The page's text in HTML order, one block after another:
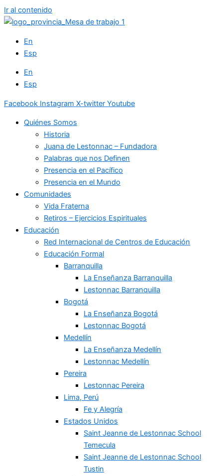
Ir al contenido
En
Esp
En
Esp
Facebook Instagram X-twitter Youtube
Quiénes Somos
Historia
Juana de Lestonnac – Fundadora
Palabras que nos Definen
Presencia en el Pacífico
Presencia en el Mundo
Comunidades
Vida Fraterna
Retiros – Ejercicios Espirituales
Educación
Red Internacional de Centros de Educación
Educación Formal
Barranquilla
La Enseñanza Barranquilla
Lestonnac Barranquilla
Bogotá
La Enseñanza Bogotá
Lestonnac Bogotá
Medellín
La Enseñanza Medellín
Lestonnac Medellín
Pereira
Lestonnac Pereira
Lima, Perú
Fe y Alegría
Estados Unidos
Saint Jeanne de Lestonnac School
Temecula
Saint Jeanne de Lestonnac School
Tustin